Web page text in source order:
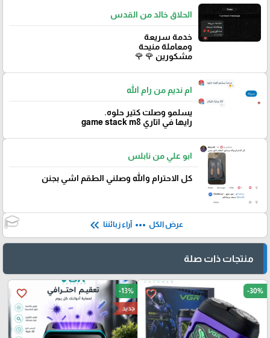
الحلاق خالد من القدس
خدمة سريعة
ومعاملة منيحة
مشكورين 🌹 🌹
ام نديم من رام الله
يسلمو وصلت كتير حلوه.
رايها في اتاري game stack m8
ابو علي من نابلس
كل الاحترام والله وصلني الطقم اشي بجنن
عرض الكل more_horiz آراء زبائننا keyboard_double_arrow_left
منتجات ذات صلة
favorite_border -30%
favorite_border -13%
جديد